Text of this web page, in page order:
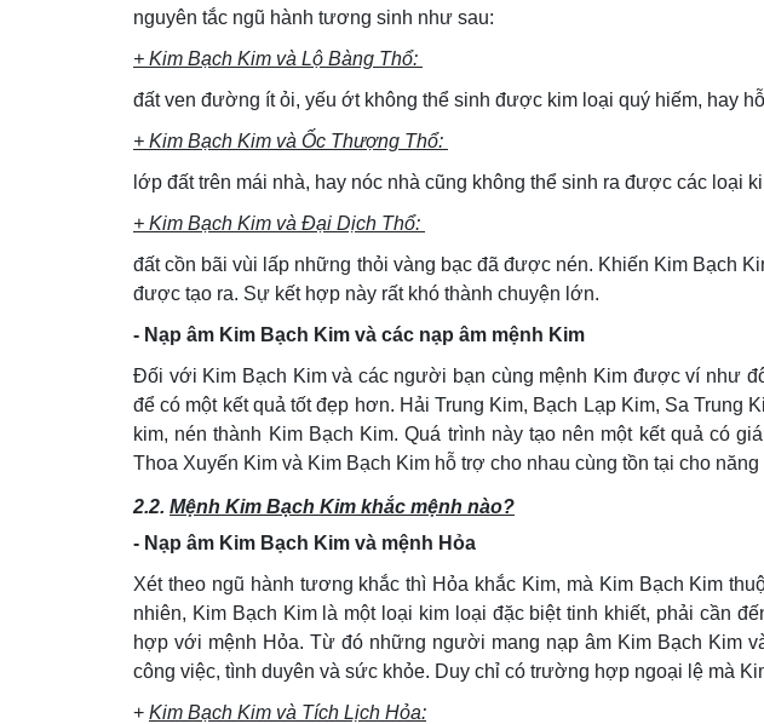
nguyên tắc ngũ hành tương sinh như sau:
+ Kim Bạch Kim và Lộ Bàng Thổ:
đất ven đường ít ỏi, yếu ớt không thể sinh được kim loại quý hiếm, hay
+ Kim Bạch Kim và Ốc Thượng Thổ:
lớp đất trên mái nhà, hay nóc nhà cũng không thể sinh ra được các loại
+ Kim Bạch Kim và Đại Dịch Thổ:
đất cồn bãi vùi lấp những thỏi vàng bạc đã được nén. Khiến Kim Bạch
được tạo ra. Sự kết hợp này rất khó thành chuyện lớn.
- Nạp âm Kim Bạch Kim và các nạp âm mệnh Kim
Đối với Kim Bạch Kim và các người bạn cùng mệnh Kim được ví như
để có một kết quả tốt đẹp hơn. Hải Trung Kim, Bạch Lạp Kim, Sa Trung
kim, nén thành Kim Bạch Kim. Quá trình này tạo nên một kết quả có
Thoa Xuyến Kim và Kim Bạch Kim hỗ trợ cho nhau cùng tồn tại cho
2.2. Mệnh Kim Bạch Kim khắc mệnh nào?
- Nạp âm Kim Bạch Kim và mệnh Hỏa
Xét theo ngũ hành tương khắc thì Hỏa khắc Kim, mà Kim Bạch Kim
nhiên, Kim Bạch Kim là một loại kim loại đặc biệt tinh khiết, phải cần
hợp với mệnh Hỏa. Từ đó những người mang nạp âm Kim Bạch Kim
công việc, tình duyên và sức khỏe. Duy chỉ có trường hợp ngoại lệ mà
+ Kim Bạch Kim và Tích Lịch Hỏa: